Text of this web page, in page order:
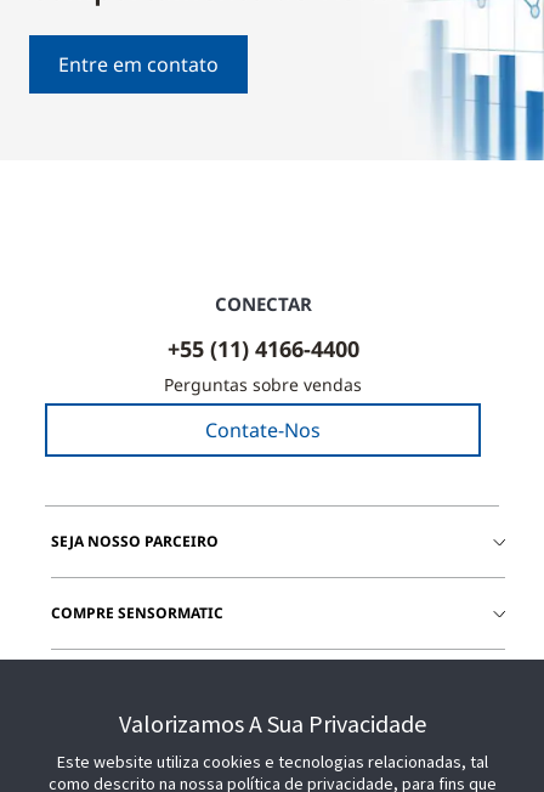
Entre em contato
CONECTAR
+55 (11) 4166-4400
Perguntas sobre vendas
Contate-Nos
SEJA NOSSO PARCEIRO
COMPRE SENSORMATIC
Valorizamos A Sua Privacidade
Este website utiliza cookies e tecnologias relacionadas, tal
como descrito na nossa política de privacidade, para fins que